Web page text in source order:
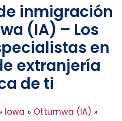
inmigración
(IA) – Los
en
extranjería
de ti
Iowa » Ottumwa (IA) »